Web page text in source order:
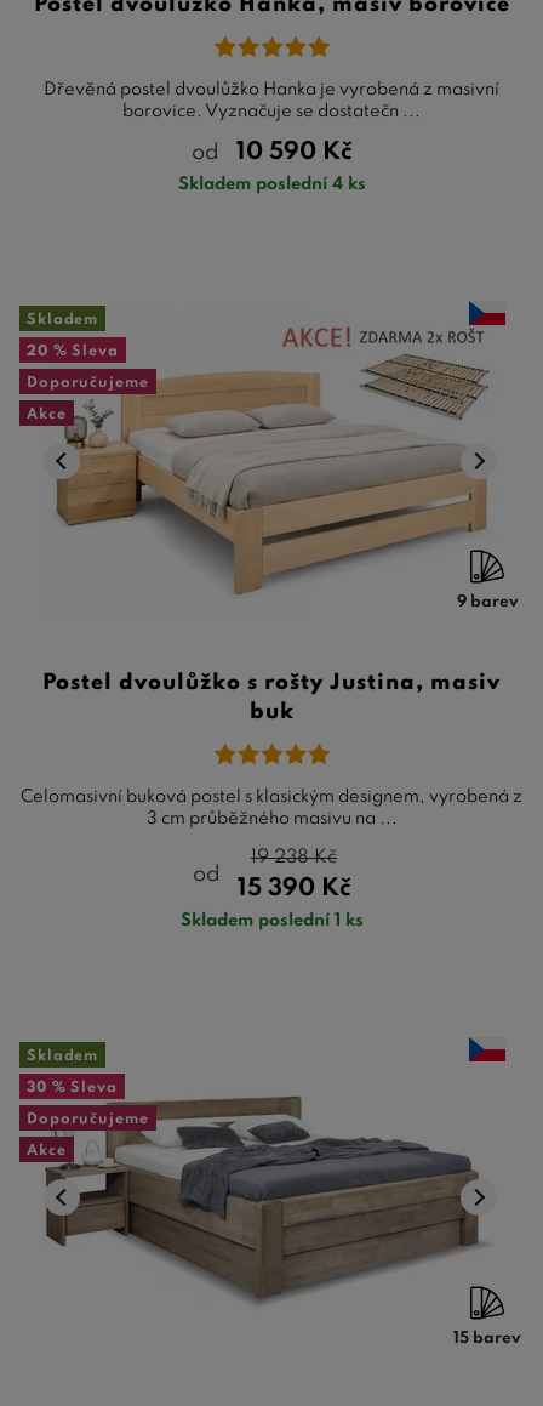
Postel dvoulůžko Hanka, masiv borovice
Dřevěná postel dvoulůžko Hanka je vyrobená z masivní
borovice. Vyznačuje se dostatečn ...
od 10 590 Kč
Skladem poslední 4 ks
Skladem
20 % Sleva
Doporučujeme
Akce
9 barev
Postel dvoulůžko s rošty Justina, masiv
buk
Celomasivní buková postel s klasickým designem, vyrobená z
3 cm průběžného masivu na ...
od
15 390 Kč
19 238Kč
Skladem poslední 1 ks
Skladem
30 % Sleva
Doporučujeme
Akce
15 barev